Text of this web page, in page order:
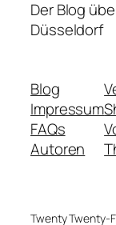
Der Blog
Düsseldorf
Blog
Impressum
FAQs
Autoren
Twenty Twenty-